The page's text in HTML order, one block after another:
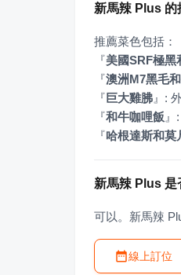
新馬辣 Plus 的
『美國SRF極黑
『澳洲M7黑毛
『 巨大雞胇 』
『和牛咖哩飯 』
『哈根達斯和莫
新馬辣 Plus 是
可以。新馬辣
線上訂位